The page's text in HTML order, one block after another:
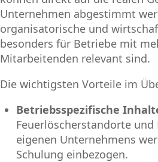
Unternehmen abgestimmt
organisatorische und
besonders für Betriebe mit
Mitarbeitenden relevant sind.
Die wichtigsten Vorteile im
Betriebsspezifische
Feuerlöscherstandorte und
eigenen Unternehmens
Schulung einbezogen.